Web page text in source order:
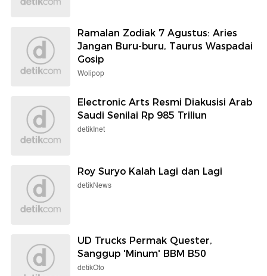
Ramalan Zodiak 7 Agustus: Aries
Jangan Buru-buru, Taurus Waspadai
Gosip
Wolipop
Electronic Arts Resmi Diakusisi Arab
Saudi Senilai Rp 985 Triliun
detikInet
Roy Suryo Kalah Lagi dan Lagi
detikNews
UD Trucks Permak Quester,
Sanggup 'Minum' BBM B50
detikOto